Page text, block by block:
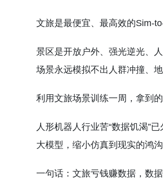
文旅是最便宜、最高效的Sim-
景区是开放户外、强光逆光、
场景永远模拟不出人群冲撞、
利用文旅场景训练一周，拿到
人形机器人行业苦“数据饥渴”
大模型，缩小仿真到现实的鸿
一句话：文旅亏钱赚数据，数